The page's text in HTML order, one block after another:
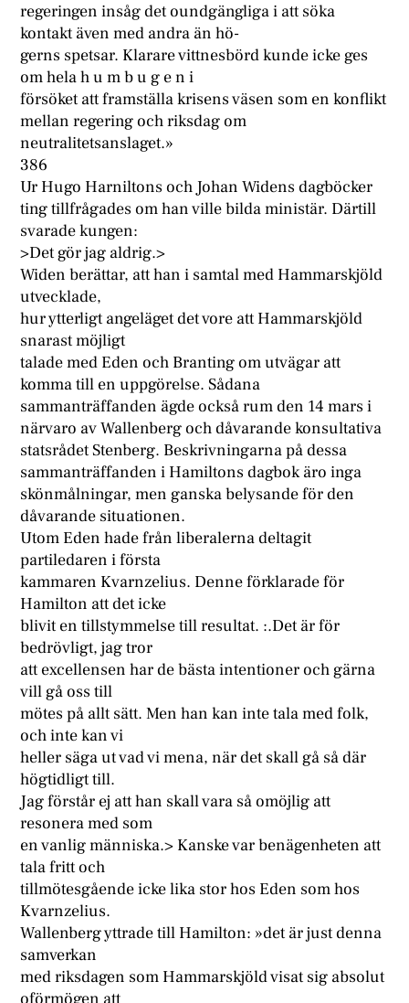
regeringen insåg det oundgängliga i att söka
kontakt även med andra än hö-
gerns spetsar. Klarare vittnesbörd kunde icke ges
om hela h u m b u g e n i
försöket att framställa krisens väsen som en konflikt
mellan regering och riksdag om
neutralitetsanslaget.»
386
Ur Hugo Harniltons och Johan Widens dagböcker
ting tillfrågades om han ville bilda ministär. Därtill
svarade kungen:
>Det gör jag aldrig.>
Widen berättar, att han i samtal med Hammarskjöld
utvecklade,
hur ytterligt angeläget det vore att Hammarskjöld
snarast möjligt
talade med Eden och Branting om utvägar att
komma till en uppgörelse. Sådana
sammanträffanden ägde också rum den 14 mars i
närvaro av Wallenberg och dåvarande konsultativa
statsrådet Stenberg. Beskrivningarna på dessa
sammanträffanden i Hamiltons dagbok äro inga
skönmålningar, men ganska belysande för den
dåvarande situationen.
Utom Eden hade från liberalerna deltagit
partiledaren i första
kammaren Kvarnzelius. Denne förklarade för
Hamilton att det icke
blivit en tillstymmelse till resultat. :.Det är för
bedrövligt, jag tror
att excellensen har de bästa intentioner och gärna
vill gå oss till
mötes på allt sätt. Men han kan inte tala med folk,
och inte kan vi
heller säga ut vad vi mena, när det skall gå så där
högtidligt till.
Jag förstår ej att han skall vara så omöjlig att
resonera med som
en vanlig människa.> Kanske var benägenheten att
tala fritt och
tillmötesgående icke lika stor hos Eden som hos
Kvarnzelius.
Wallenberg yttrade till Hamilton: »det är just denna
samverkan
med riksdagen som Hammarskjöld visat sig absolut